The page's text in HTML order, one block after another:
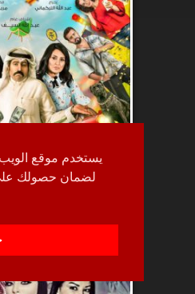
يستخدم موقع
لضمان حصولكحلقة